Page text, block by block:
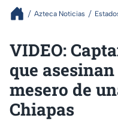
Azteca Noticias
VIDEO:
que
mesero de
Chiapas